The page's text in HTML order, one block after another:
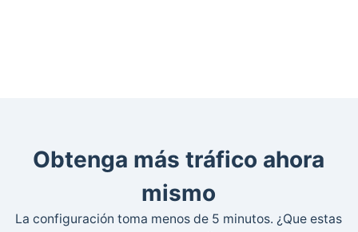
Obtenga más tráfico ahora
mismo
La configuración toma menos de 5 minutos. ¿Que estas